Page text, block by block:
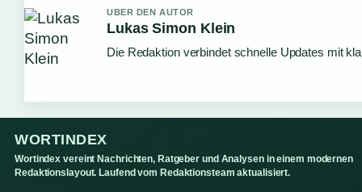
UBER DEN AUTOR
Lukas Simon Klein
Die Redaktion verbindet schnelle Updates mit
WORTINDEX
Wortindex vereint Nachrichten, Ratgeber und Analysen in einem modernen
Redaktionslayout. Laufend vom Redaktionsteam aktualisiert.